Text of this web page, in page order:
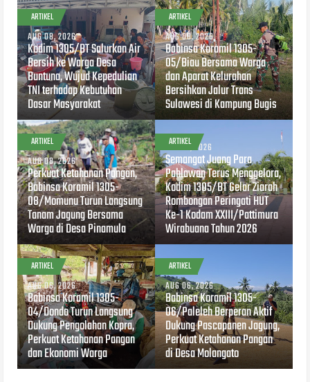
ARTIKEL
AUG 08, 2026
Kodim 1305/BT Salurkan Air
Bersih ke Warga Desa
Buntuna, Wujud Kepedulian
TNI terhadap Kebutuhan
Dasar Masyarakat
ARTIKEL
AUG 08, 2026
Babinsa Koramil 1305-
05/Biau Bersama Warga
dan Aparat Kelurahan
Bersihkan Jalur Trans
Sulawesi di Kampung Bugis
ARTIKEL
AUG 08, 2026
Perkuat Ketahanan Pangan,
Babinsa Koramil 1305-
08/Momunu Turun Langsung
Tanam Jagung Bersama
Warga di Desa Pinamula
ARTIKEL
AUG 07, 2026
Semangat Juang Para
Pahlawan Terus Menggelora,
Kodim 1305/BT Gelar Ziarah
Rombongan Peringati HUT
Ke-1 Kodam XXIII/Pattimura
Wirabuana Tahun 2026
ARTIKEL
AUG 06, 2026
Babinsa Koramil 1305-
04/Dondo Turun Langsung
Dukung Pengolahan Kopra,
Perkuat Ketahanan Pangan
dan Ekonomi Warga
ARTIKEL
AUG 06, 2026
Babinsa Koramil 1305-
06/Paleleh Berperan Aktif
Dukung Pascapanen Jagung,
Perkuat Ketahanan Pangan
di Desa Molangato